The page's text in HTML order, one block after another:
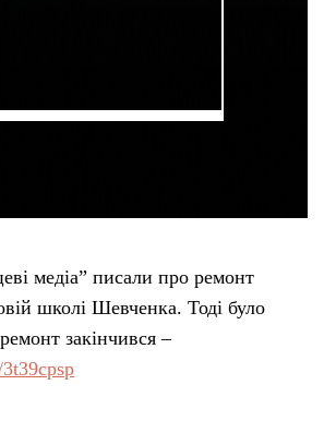
медіа” писали про ремонт
школі Шевченка. Тоді було
закінчився –